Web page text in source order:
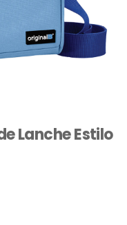
Lanche Estilo